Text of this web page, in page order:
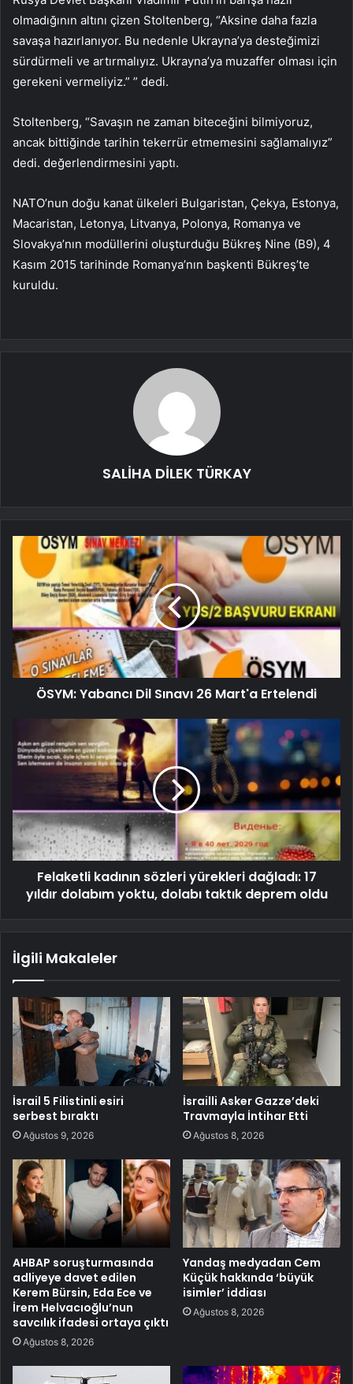
olmadığının altını çizen Stoltenberg, “Aksine daha fazla
savaşa hazırlanıyor. Bu nedenle Ukrayna’ya desteğimizi
sürdürmeli ve artırmalıyız. Ukrayna’ya muzaffer olması için
gerekeni vermeliyiz.” ” dedi.
Stoltenberg, “Savaşın ne zaman biteceğini bilmiyoruz,
ancak bittiğinde tarihin tekerrür etmemesini sağlamalıyız”
dedi. değerlendirmesini yaptı.
NATO’nun doğu kanat ülkeleri Bulgaristan, Çekya, Estonya,
Macaristan, Letonya, Litvanya, Polonya, Romanya ve
Slovakya’nın modüllerini oluşturduğu Bükreş Nine (B9), 4
Kasım 2015 tarihinde Romanya’nın başkenti Bükreş’te
kuruldu.
SALİHA DİLEK TÜRKAY
ÖSYM: Yabancı Dil Sınavı 26 Mart'a Ertelendi
Felaketli kadının sözleri yürekleri dağladı: 17
yıldır dolabım yoktu, dolabı taktık deprem oldu
İlgili Makaleler
İsrail 5 Filistinli esiri
serbest bıraktı
Ağustos 9, 2026
İsrailli Asker Gazze’deki
Travmayla İntihar Etti
Ağustos 8, 2026
AHBAP soruşturmasında
adliyeye davet edilen
Kerem Bürsin, Eda Ece ve
İrem Helvacıoğlu’nun
savcılık ifadesi ortaya çıktı
Ağustos 8, 2026
Yandaş medyadan Cem
Küçük hakkında ‘büyük
isimler’ iddiası
Ağustos 8, 2026